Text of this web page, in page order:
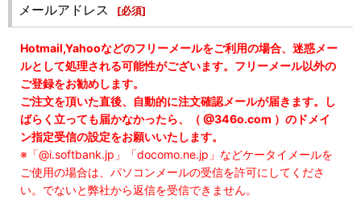
メールアドレス [必須]
Hotmail,Yahooなどのフリーメールをご利用の場合、迷惑メー
ルとして処理される可能性がございます。フリーメール以外の
ご登録をお勧めします。
ご注文を頂いた直後、自動的に注文確認メールが届きます。し
ばらく立っても届かなかったら、（ @346o.com ）のドメイ
ン指定受信の設定をお願いいたします。
※「@i.softbank.jp」「docomo.ne.jp」などケータイメールを
ご使用の場合は、パソコンメールの受信を許可にしてくださ
い。でないと弊社から返信を受信できません。